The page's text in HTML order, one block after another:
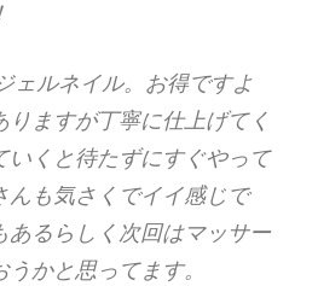
ェルネイル。お得ですよ
りますが丁寧に仕上げてく
いくと待たずにすぐやって
んも気さくでイイ感じで
あるらしく次回はマッサー
かと思ってます。